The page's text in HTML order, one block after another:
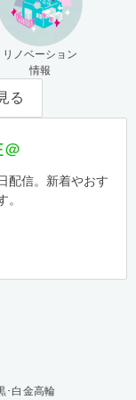
リノベーション
情報
る
配信。新着やおす
。
･白金高輪